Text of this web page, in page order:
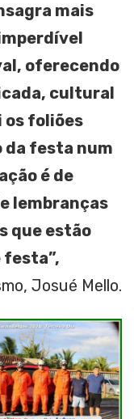
mais
oferecendo
cultural
os foliões
da festa num
é de
lembranças
que estão
Josué Mello.